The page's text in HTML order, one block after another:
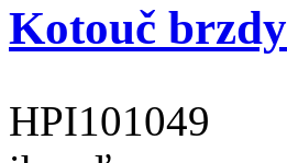
Kotouč brzdy
HPI101049